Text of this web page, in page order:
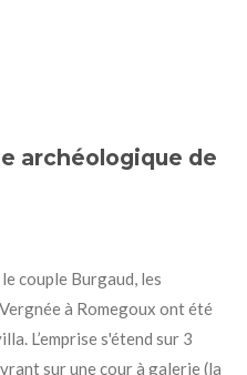
archéologique de
couple Burgaud, les
à Romegoux ont été
L’emprise s'étend sur 3
sur une cour à galerie (la